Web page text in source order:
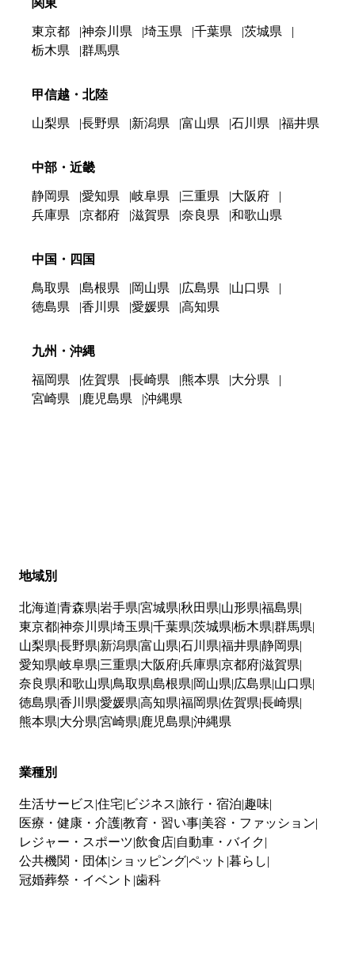
関東
東京都 神奈川県 埼玉県 千葉県
茨城県
栃木県
群馬県
甲信越・北陸
山梨県 長野県 新潟県 富山県 石川県 福井県
中部・近畿
静岡県 愛知県 岐阜県 三重県
大阪府
兵庫県
京都府 滋賀県 奈良県 和歌山県
中国・四国
鳥取県 島根県 岡山県 広島県
山口県
徳島県
香川県 愛媛県 高知県
九州・沖縄
福岡県 佐賀県 長崎県 熊本県
大分県
宮崎県
鹿児島県 沖縄県
地域別
北海道 青森県 岩手県 宮城県 秋田県 山形県 福島県
東京都神奈川県 埼玉県 千葉県 茨城県 栃木県 群馬県
山梨県 長野県 新潟県 富山県 石川県 福井県 静岡県
愛知県 岐阜県 三重県 大阪府兵庫県 京都府滋賀県
奈良県 和歌山県 鳥取県 島根県 岡山県 広島県 山口県
徳島県 香川県 愛媛県 高知県 福岡県 佐賀県 長崎県
熊本県 大分県 宮崎県 鹿児島県 沖縄県
業種別
生活サービス 住宅 ビジネス 旅行・宿泊 趣味
医療・健康・介護教育・習い事 美容・ファッション
レジャー・スポーツ 飲食店 自動車・バイク
公共機関・団体 ショッピングペット 暮らし
冠婚葬祭・イベント 歯科